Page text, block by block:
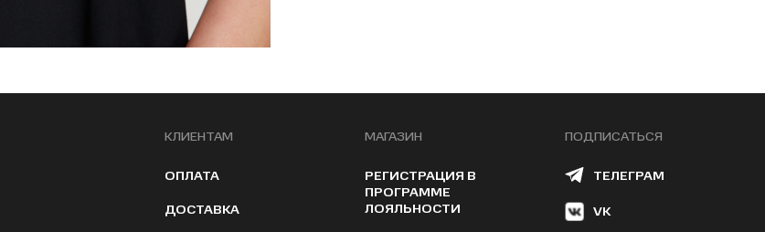
КЛИЕНТАМ
ОПЛАТА
ДОСТАВКА
МАГАЗИН
РЕГИСТРАЦИЯ В
ПРОГРАММЕ
ЛОЯЛЬНОСТИ
ПОДПИСАТЬСЯ
ТЕЛЕГРАМ
VK